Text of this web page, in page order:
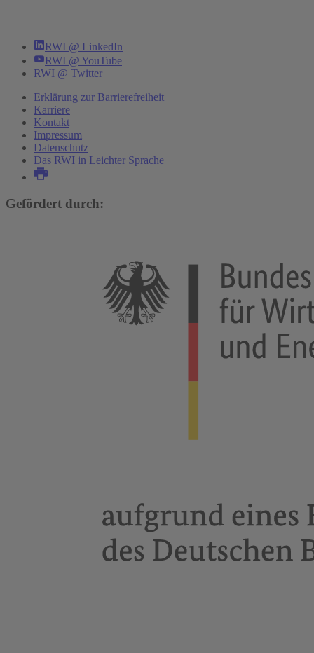
RWI @ LinkedIn
RWI @ YouTube
RWI @ Twitter
Erklärung zur Barrierefreiheit
Karriere
Kontakt
Impressum
Datenschutz
Das RWI in Leichter Sprache
Gefördert durch: